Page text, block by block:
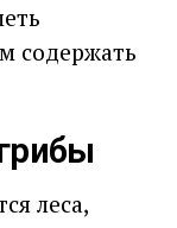
содержать
леса,